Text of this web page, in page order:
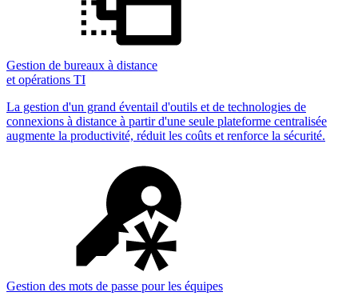
Gestion de bureaux à distance
et opérations TI
La gestion d'un grand éventail d'outils et de technologies de
connexions à distance à partir d'une seule plateforme centralisée
augmente la productivité, réduit les coûts et renforce la sécurité.
Gestion des mots de passe pour les équipes